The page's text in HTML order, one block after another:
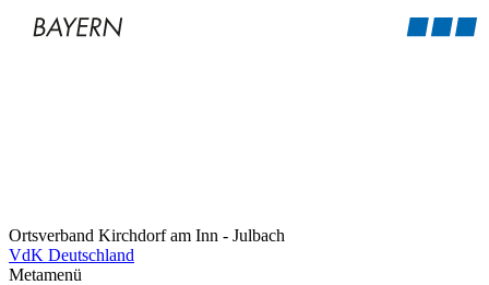
Ortsverband Kirchdorf am Inn - Julbach
VdK Deutschland
Metamenü